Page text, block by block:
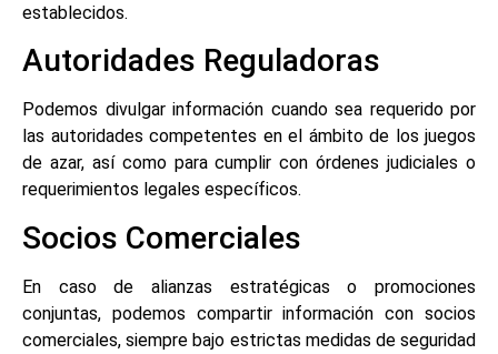
establecidos.
Autoridades Reguladoras
Podemos divulgar información cuando sea requerido por
las autoridades competentes en el ámbito de los juegos
de azar, así como para cumplir con órdenes judiciales o
requerimientos legales específicos.
Socios Comerciales
En caso de alianzas estratégicas o promociones
conjuntas, podemos compartir información con socios
comerciales, siempre bajo estrictas medidas de seguridad